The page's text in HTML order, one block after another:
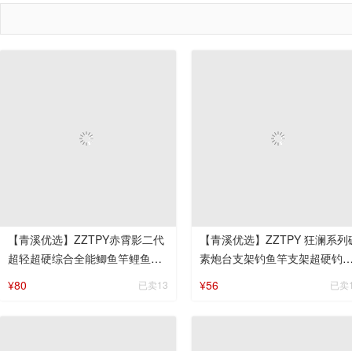
【青溪优选】ZZTPY赤霄影二代
超轻超硬综合全能鲫鱼竿鲤鱼竿
¥80 已卖13
【青溪优选】ZZTPY 狂澜系列碳
素炮台支架钓鱼竿支架超硬钓
¥56 已卖